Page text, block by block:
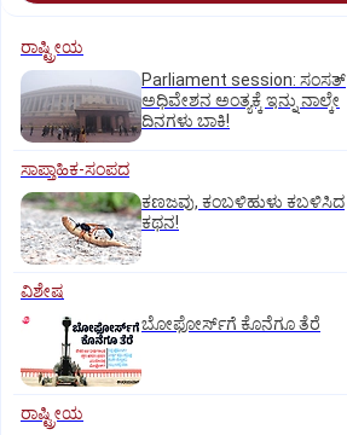
ರಾಷ್ಟ್ರೀಯ
Parliament session: ಸಂಸತ್‌
ಅಧಿವೇಶನ ಅಂತ್ಯಕ್ಕೆ ಇನ್ನು ನಾಲ್ಕೇ
ದಿನಗಳು ಬಾಕಿ!
ಸಾಪ್ತಾಹಿಕ-ಸಂಪದ
ಕಣಜವು, ಕಂಬಳಿಹುಳು ಕಬಳಿಸಿದ
ಕಥನ!
ವಿಶೇಷ
ಬೋಫೋರ್ಸ್‌ಗೆ ಕೊನೆಗೂ ತೆರೆ
ರಾಷ್ಟ್ರೀಯ